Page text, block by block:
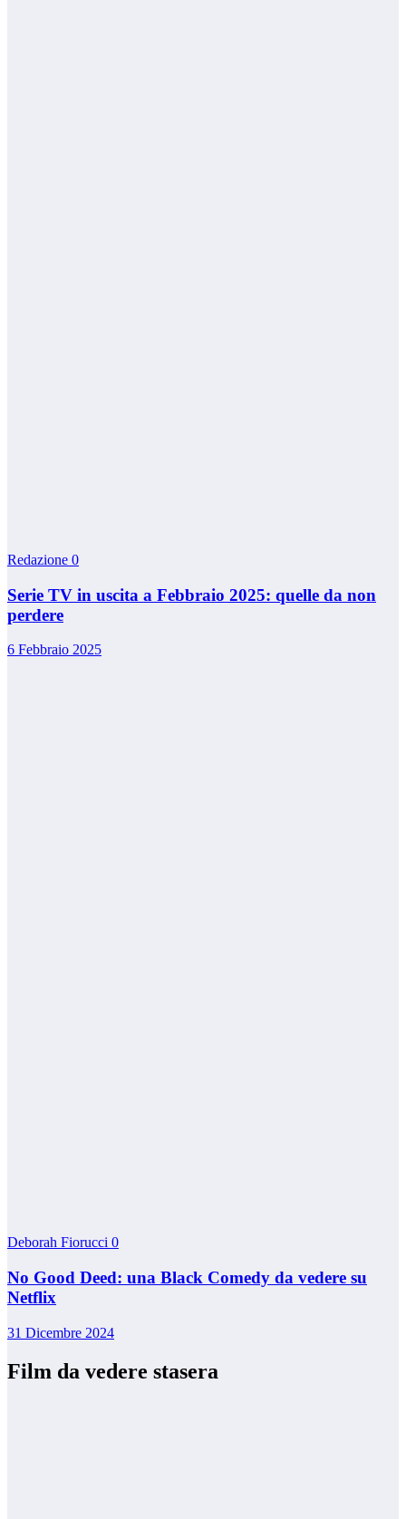
Redazione 0
Serie TV in uscita a Febbraio 2025: quelle da non
perdere
6 Febbraio 2025
Deborah Fiorucci 0
No Good Deed: una Black Comedy da vedere su
Netflix
31 Dicembre 2024
Film da vedere stasera